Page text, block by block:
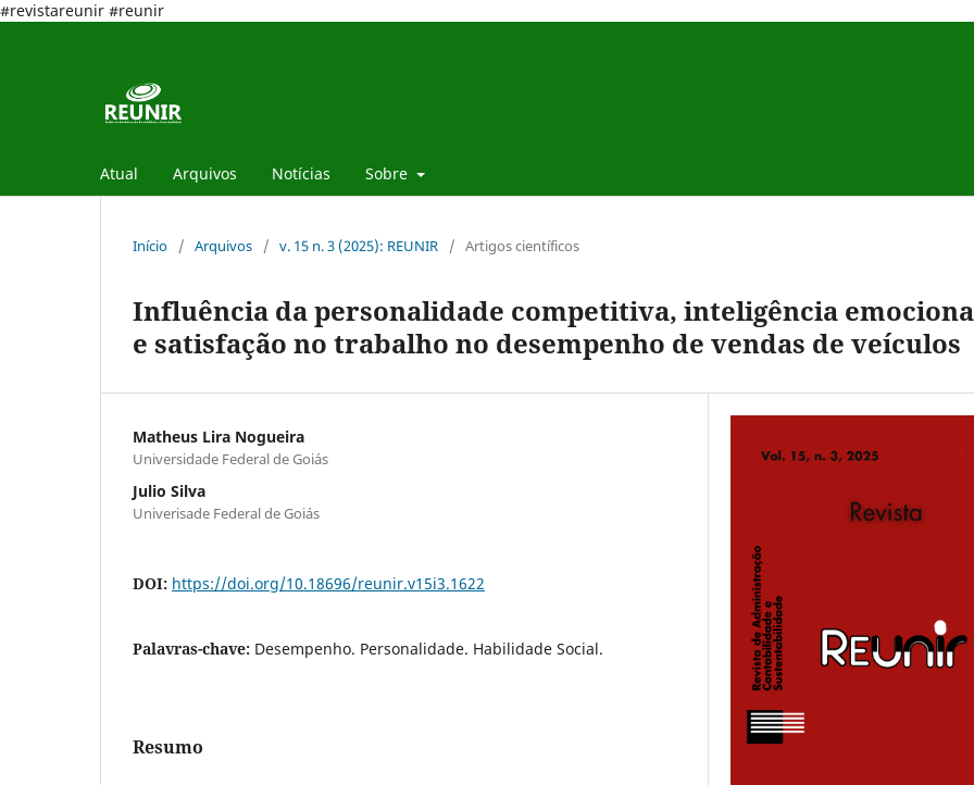
#revistareunir #reunir
Atual Arquivos Notícias Sobre
Início / Arquivos / v. 15 n. 3 (2025): REUNIR / Artigos científicos
Influência da personalidade competitiva, inteligência
e satisfação no trabalho no desempenho de vendas de veículos
Matheus Lira Nogueira
Universidade Federal de Goiás
Julio Silva
Univerisade Federal de Goiás
DOI: https://doi.org/10.18696/reunir.v15i3.1622
Palavras-chave: Desempenho. Personalidade. Habilidade Social.
Resumo